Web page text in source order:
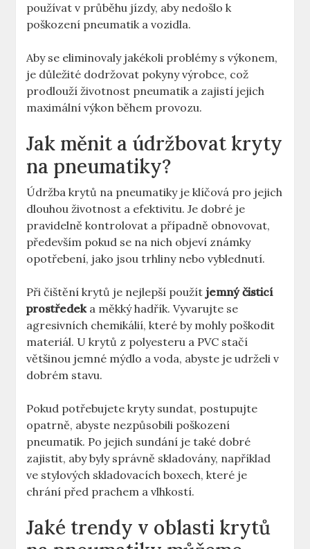
používat v průběhu jízdy, aby nedošlo k
poškození pneumatik a vozidla.
Aby se eliminovaly jakékoli problémy s výkonem,
je důležité dodržovat pokyny výrobce, což
prodlouží životnost pneumatik a zajistí jejich
maximální výkon během provozu.
Jak měnit a údržbovat kryty
na pneumatiky?
Údržba krytů na pneumatiky je klíčová pro jejich
dlouhou životnost a efektivitu. Je dobré je
pravidelně kontrolovat a případně obnovovat,
především pokud se na nich objeví známky
opotřebení, jako jsou trhliny nebo vyblednutí.
Při čištění krytů je nejlepší použít jemný čisticí
prostředeka měkký hadřík. Vyvarujte se
agresivních chemikálií, které by mohly poškodit
materiál. U krytů z polyesteru a PVC stačí
většinou jemné mýdlo a voda, abyste je udrželi v
dobrém stavu.
Pokud potřebujete kryty sundat, postupujte
opatrně, abyste nezpůsobili poškození
pneumatik. Po jejich sundání je také dobré
zajistit, aby byly správně skladovány, například
ve stylových skladovacích boxech, které je
chrání před prachem a vlhkostí.
Jaké trendy v oblasti krytů